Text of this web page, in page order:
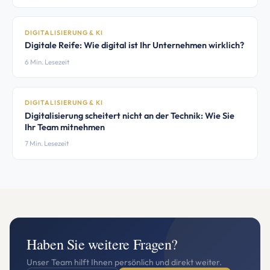
DIGITALISIERUNG & KI
Digitale Reife: Wie digital ist Ihr Unternehmen wirklich?
6 Min. Lesezeit
DIGITALISIERUNG & KI
Digitalisierung scheitert nicht an der Technik: Wie Sie
Ihr Team mitnehmen
7 Min. Lesezeit
Haben Sie weitere Fragen?
Unser Team hilft Ihnen persönlich und direkt weiter.